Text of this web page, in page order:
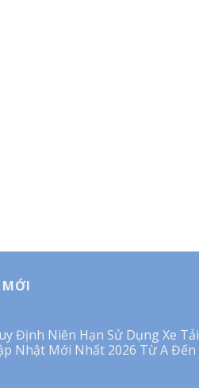
Định Niên Hạn Sử Dụng Xe Tải
Nhật Mới Nhất 2026 Từ A Đến